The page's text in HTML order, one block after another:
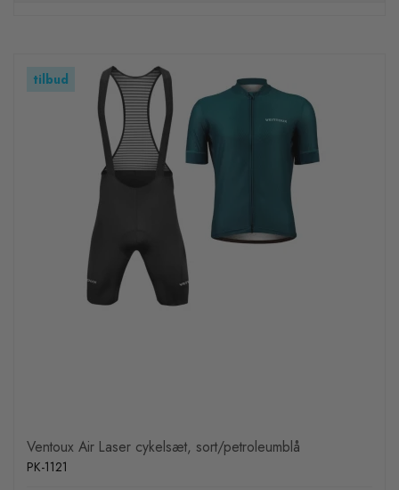
tilbud
Ventoux Air Laser cykelsæt, sort/petroleumblå
PK-1121